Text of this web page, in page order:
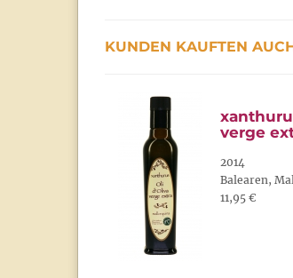
KUNDEN KAUFTEN
verge
2014
Balearen,
11,95 €